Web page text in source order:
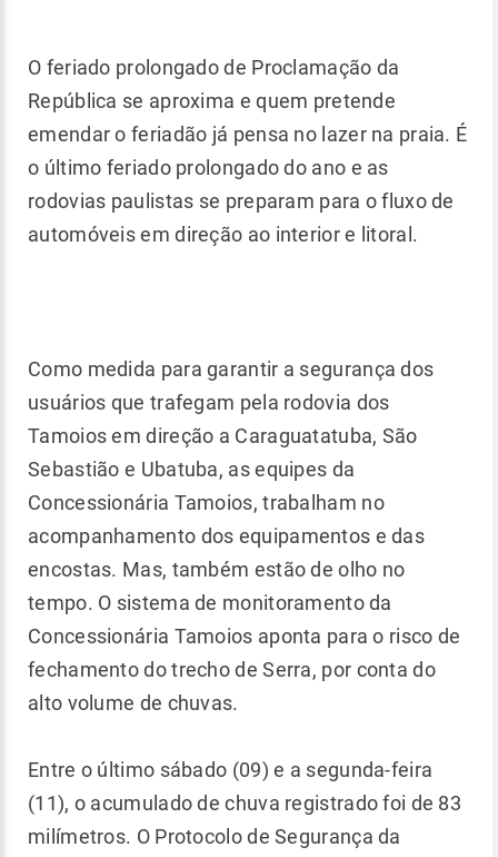
O feriado prolongado de Proclamação da
República se aproxima e quem pretende
emendar o feriadão já pensa no lazer na praia. É
o último feriado prolongado do ano e as
rodovias paulistas se preparam para o fluxo de
automóveis em direção ao interior e litoral.
Como medida para garantir a segurança dos
usuários que trafegam pela rodovia dos
Tamoios em direção a Caraguatatuba, São
Sebastião e Ubatuba, as equipes da
Concessionária Tamoios, trabalham no
acompanhamento dos equipamentos e das
encostas. Mas, também estão de olho no
tempo. O sistema de monitoramento da
Concessionária Tamoios aponta para o risco de
fechamento do trecho de Serra, por conta do
alto volume de chuvas.
Entre o último sábado (09) e a segunda-feira
(11), o acumulado de chuva registrado foi de 83
milímetros. O Protocolo de Segurança da